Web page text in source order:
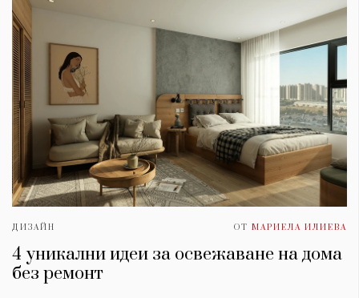
ДИЗАЙН ОТ МАРИЕЛА ИЛИЕВА
4 уникални идеи за освежаване на дома
без ремонт